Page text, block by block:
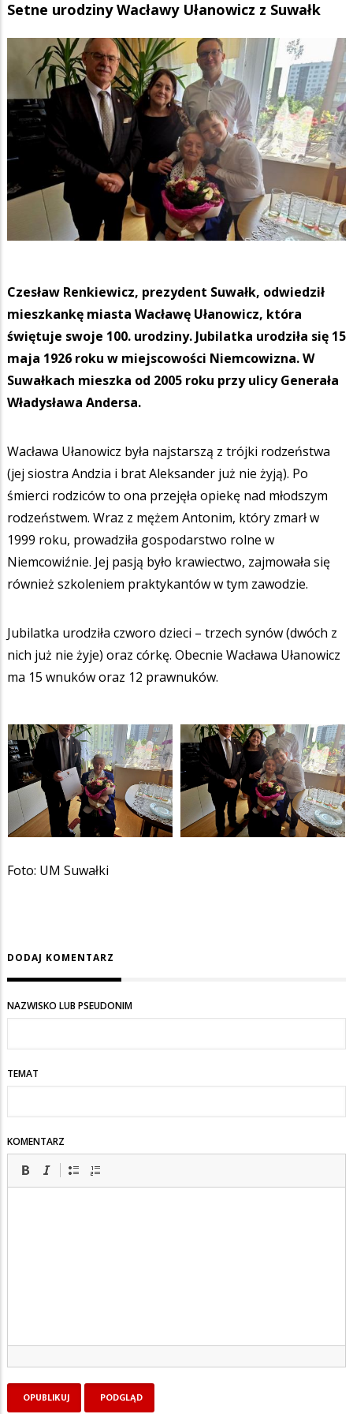
Setne urodziny Wacławy Ułanowicz z Suwałk
Czesław Renkiewicz, prezydent Suwałk, odwiedził
mieszkankę miasta Wacławę Ułanowicz, która
świętuje swoje 100. urodziny. Jubilatka urodziła się 15
maja 1926 roku w miejscowości Niemcowizna. W
Suwałkach mieszka od 2005 roku przy ulicy Generała
Władysława Andersa.
​Wacława Ułanowicz była najstarszą z trójki rodzeństwa
(jej siostra Andzia i brat Aleksander już nie żyją). Po
śmierci rodziców to ona przejęła opiekę nad młodszym
rodzeństwem. Wraz z mężem Antonim, który zmarł w
1999 roku, prowadziła gospodarstwo rolne w
Niemcowiźnie. Jej pasją było krawiectwo, zajmowała się
również szkoleniem praktykantów w tym zawodzie.
​Jubilatka urodziła czworo dzieci – trzech synów (dwóch z
nich już nie żyje) oraz córkę. Obecnie Wacława Ułanowicz
ma 15 wnuków oraz 12 prawnuków.
Foto: UM Suwałki
DODAJ KOMENTARZ
NAZWISKO LUB PSEUDONIM
TEMAT
KOMENTARZ